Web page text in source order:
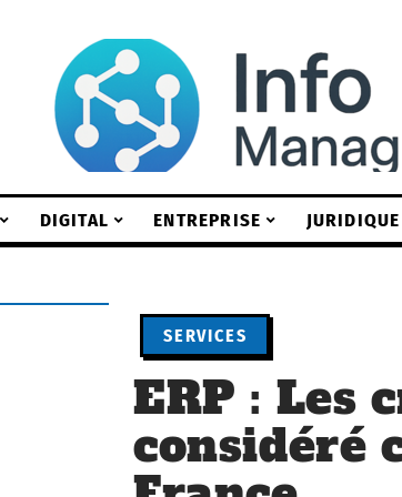
DIGITAL ENTREPRISE JURIDIQUE
SERVICES
ERP : Les
considéré